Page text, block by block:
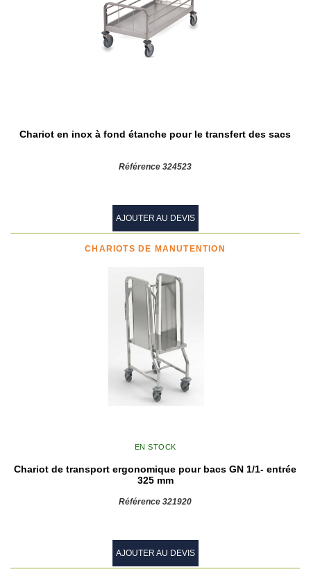
Chariot en inox à fond étanche pour le transfert des sacs
Référence 324523
AJOUTER AU DEVIS
CHARIOTS DE MANUTENTION
EN STOCK
Chariot de transport ergonomique pour bacs GN 1/1- entrée
325 mm
Référence 321920
AJOUTER AU DEVIS